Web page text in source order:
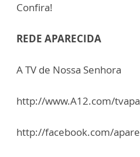
Confira!
REDE APARECIDA
A TV de Nossa Senhora
http://www.A12.com/
http://facebook.com/